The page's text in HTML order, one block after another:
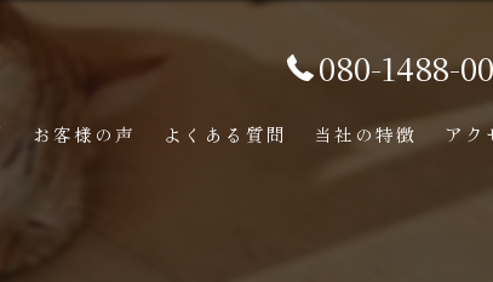
080-1488-
お客様の声 よくある質問 当社の特徴 アク